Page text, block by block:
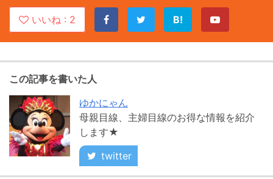
いいね : 2 B!
この記事を書いた人
ゆかにゃん
母親目線、主婦目線のお得な情報を紹介
します★
twitter